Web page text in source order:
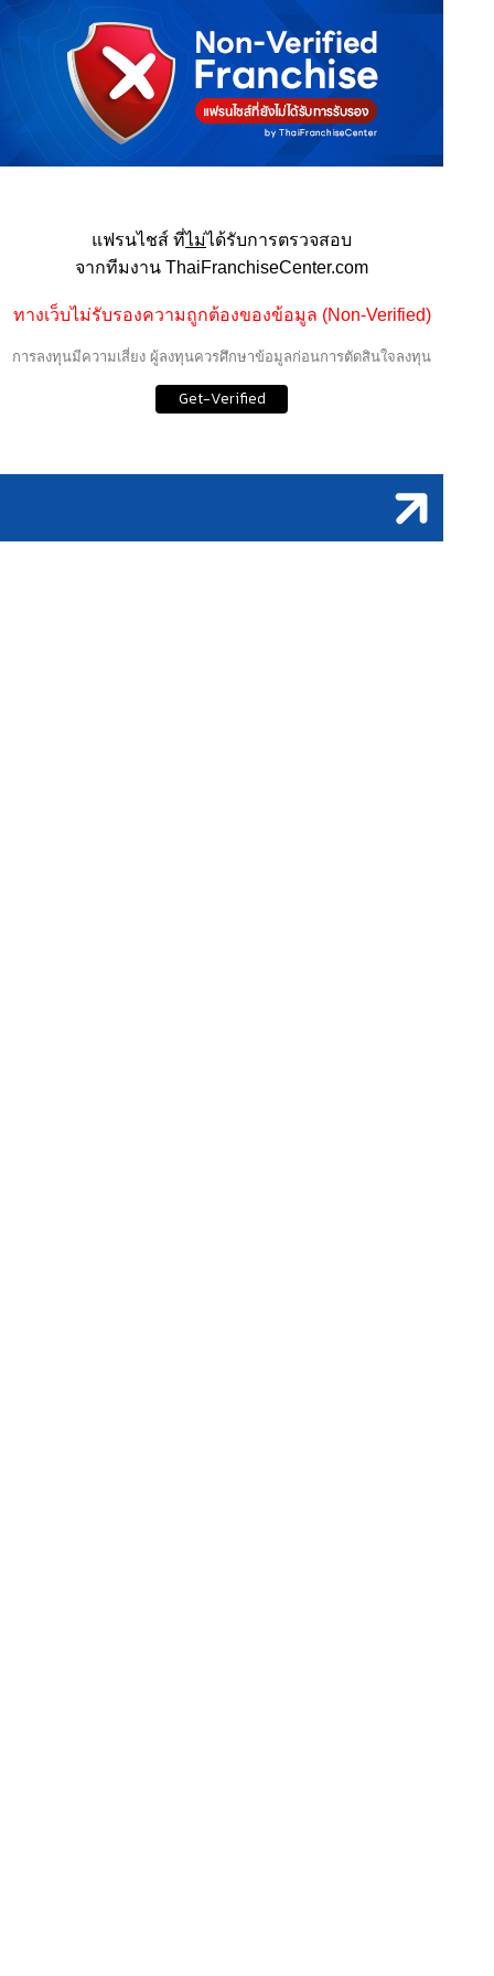
แฟรนไชส์ ที่ไม่ได้รับการตรวจสอบ
จากทีมงาน ThaiFranchiseCenter.com
ทางเว็บไม่รับรองความถูกต้องของข้อมูล (Non-Verified)
การลงทุนมีความเสี่ยง ผู้ลงทุนควรศึกษาข้อมูลก่อนการตัดสินใจลงทุน
Get-Verified